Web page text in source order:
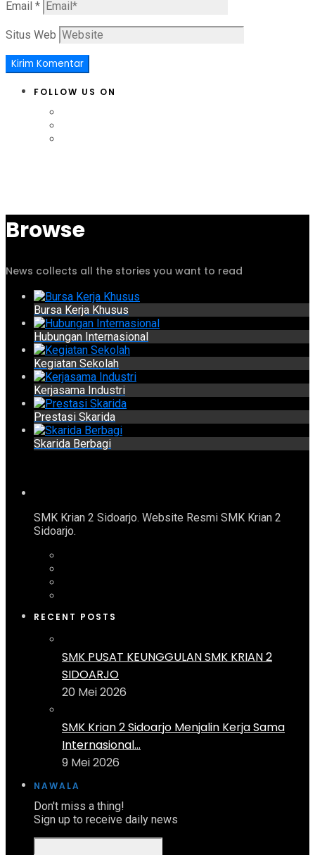
Email *
Situs Web
FOLLOW US ON
Browse
News collects all the stories you want to read
Bursa Kerja Khusus
Hubungan Internasional
Kegiatan Sekolah
Kerjasama Industri
Prestasi Skarida
Skarida Berbagi
SMK Krian 2 Sidoarjo. Website Resmi SMK Krian 2
Sidoarjo.
RECENT POSTS
SMK PUSAT KEUNGGULAN SMK KRIAN 2
SIDOARJO
20 Mei 2026
SMK Krian 2 Sidoarjo Menjalin Kerja Sama
Internasional...
9 Mei 2026
NAWALA
Don't miss a thing!
Sign up to receive daily news